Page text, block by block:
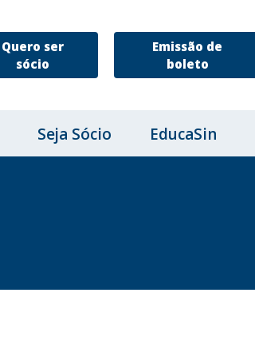
Quero ser
sócio
Emissão de
boleto
Seja Sócio EducaSin